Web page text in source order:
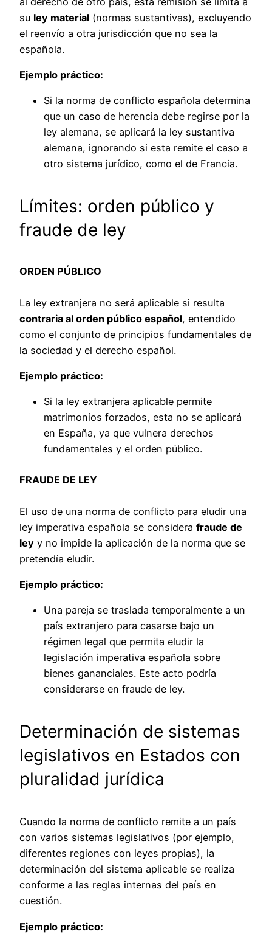
su ley material (normas sustantivas), excluyendo
el reenvío a otra jurisdicción que no sea la
española.
Ejemplo práctico:
Si la norma de conflicto española determina
que un caso de herencia debe regirse por la
ley alemana, se aplicará la ley sustantiva
alemana, ignorando si esta remite el caso a
otro sistema jurídico, como el de Francia.
Límites: orden público y
fraude de ley
ORDEN PÚBLICO
La ley extranjera no será aplicable si resulta
contraria al orden público español, entendido
como el conjunto de principios fundamentales de
la sociedad y el derecho español.
Ejemplo práctico:
Si la ley extranjera aplicable permite
matrimonios forzados, esta no se aplicará
en España, ya que vulnera derechos
fundamentales y el orden público.
FRAUDE DE LEY
El uso de una norma de conflicto para eludir una
ley imperativa española se considera fraude de
ley y no impide la aplicación de la norma que se
pretendía eludir.
Ejemplo práctico:
Una pareja se traslada temporalmente a un
país extranjero para casarse bajo un
régimen legal que permita eludir la
legislación imperativa española sobre
bienes gananciales. Este acto podría
considerarse en fraude de ley.
Determinación de sistemas
legislativos en Estados con
pluralidad jurídica
Cuando la norma de conflicto remite a un país
con varios sistemas legislativos (por ejemplo,
diferentes regiones con leyes propias), la
determinación del sistema aplicable se realiza
conforme a las reglas internas del país en
cuestión.
Ejemplo práctico: